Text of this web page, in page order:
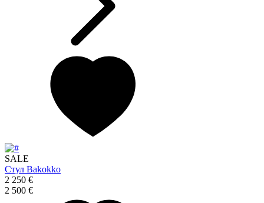
SALE
Стул Bakokko
2 250 €
2 500 €